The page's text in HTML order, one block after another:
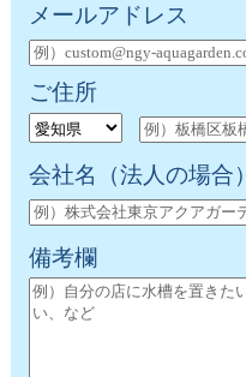
メールアドレス
ご住所
会社名 （法人の場合）
備考欄